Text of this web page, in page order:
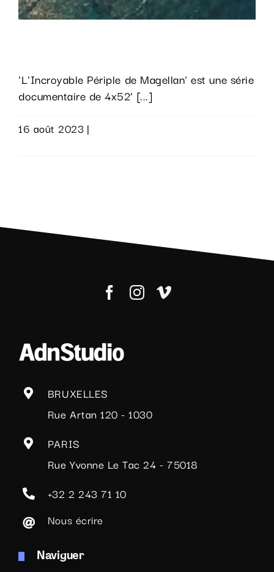
'L'Incroyable Périple de Magellan' est une série
documentaire de 4x52’ [...]
16 août 2023 |
BRUXELLES
Rue Artan 120 - 1030
PARIS
Rue Yvonne Le Tac 24 - 75018
+32 2 243 71 10
Nous écrire
Naviguer